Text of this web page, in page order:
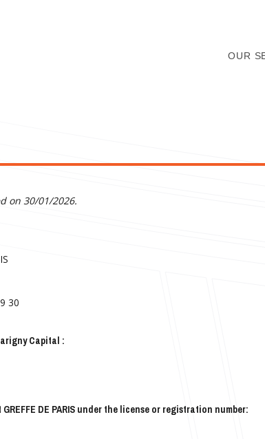
OUR
on 30/01/2026.
30
Capital :
GREFFE DE PARIS under the license or registration number: